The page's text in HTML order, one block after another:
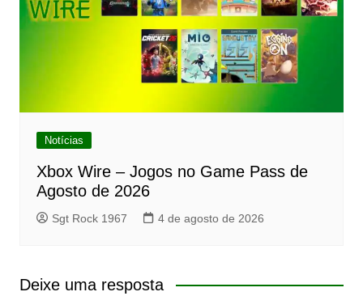
Notícias
Xbox Wire – Jogos no Game Pass de
Agosto de 2026
Sgt Rock 1967 4 de agosto de 2026
Deixe uma resposta